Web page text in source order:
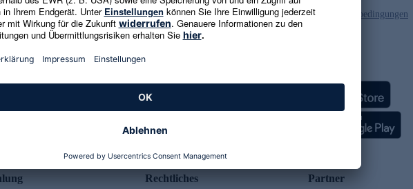
Es gelten die Datenschutzrichtlinienund die Gutscheinbedingungen
Kundenbewertung
Rechtliches Partner